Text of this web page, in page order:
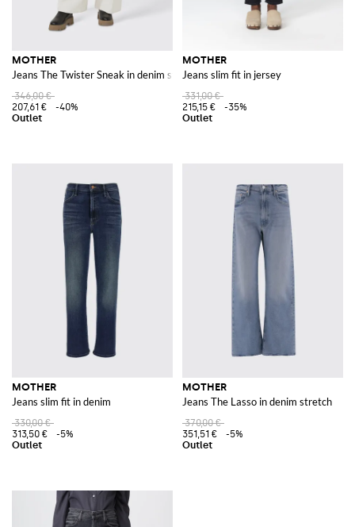
MOTHER
Jeans The Twister Sneak in denim stretch
346,00 €
207,61 €
-40%
MOTHER
Jeans slim fit in jersey
331,00 €
215,15 €
-35%
MOTHER
Jeans slim fit in denim
330,00 €
313,50 €
-5%
MOTHER
Jeans The Lasso in denim stretch
370,00 €
351,51 €
-5%